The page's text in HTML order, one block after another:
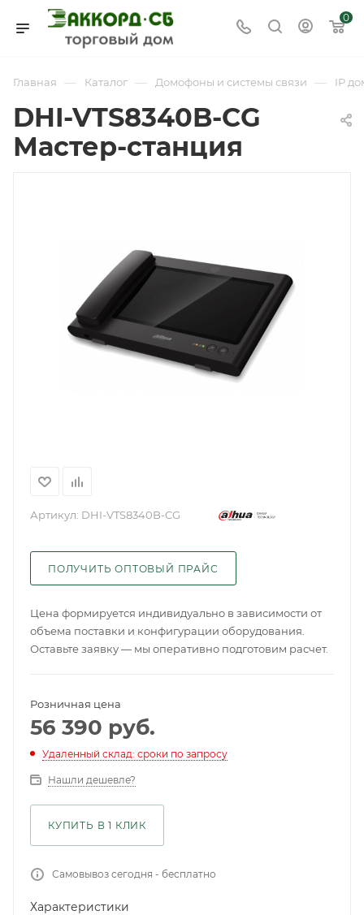
0
Главная — Каталог — Домофоны и системы связи — IP
DHI-VTS8340B-CG
Мастер-станция
Артикул: DHI-VTS8340B-CG
ПОЛУЧИТЬ ОПТОВЫЙ ПРАЙС
Цена формируется индивидуально в зависимости от
объема поставки и конфигурации оборудования.
Оставьте заявку — мы оперативно подготовим расчет.
Розничная цена
56 390 руб.
Удаленный склад: сроки по запросу
Нашли дешевле?
КУПИТЬ В 1 КЛИК
Самовывоз сегодня - бесплатно
Характеристики